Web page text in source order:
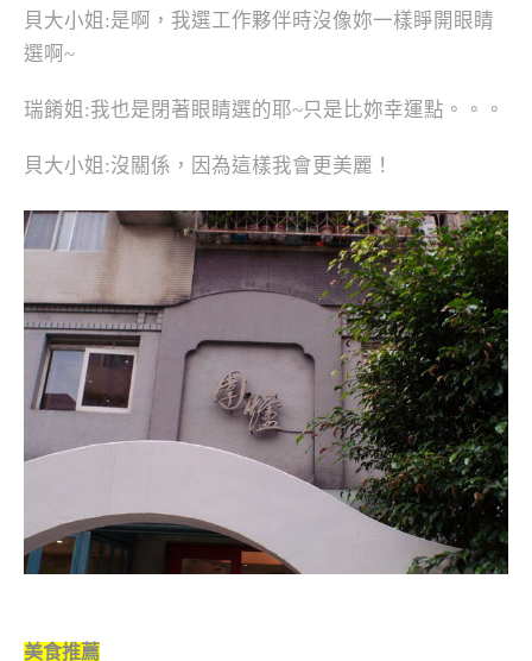
貝大小姐:是啊，我選工作夥伴時沒像妳一樣睜開眼睛
選啊~
瑞餚姐:我也是閉著眼睛選的耶~只是比妳幸運點。。。
貝大小姐:沒關係，因為這樣我會更美麗！
美食推薦